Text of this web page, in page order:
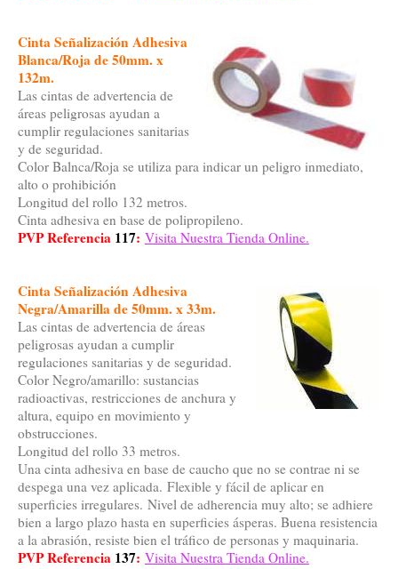
Cinta Señalización Adhesiva
Blanca/Roja de 50mm. x
132m.
Las cintas de advertencia de
áreas peligrosas ayudan a
cumplir regulaciones sanitarias
y de seguridad.
Color Balnca/Roja se utiliza para indicar un peligro inmediato,
alto o prohibición
Longitud del rollo 132 metros.
Cinta adhesiva en base de polipropileno.
PVP Referencia 117: Visita Nuestra Tienda Online.
Cinta Señalización Adhesiva
Negra/Amarilla de 50mm. x 33m.
Las cintas de advertencia de áreas
peligrosas ayudan a cumplir
regulaciones sanitarias y de seguridad.
Color Negro/amarillo: sustancias
radioactivas, restricciones de anchura y
altura, equipo en movimiento y
obstrucciones.
Longitud del rollo 33 metros.
Una cinta adhesiva en base de caucho que no se contrae ni se
despega una vez aplicada. Flexible y fácil de aplicar en
superficies irregulares. Nivel de adherencia muy alto; se adhiere
bien a largo plazo hasta en superficies ásperas. Buena resistencia
a la abrasión, resiste bien el tráfico de personas y maquinaria.
PVP Referencia 137: Visita Nuestra Tienda Online.